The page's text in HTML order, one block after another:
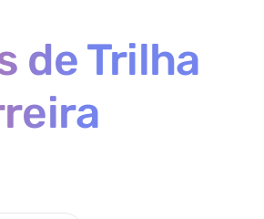
de Trilha